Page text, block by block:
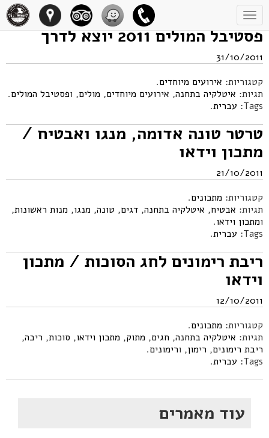
Toggle
navigation
פסטיבל המולים 2011 יוצא לדרך
31/10/2011
קטגוריות: אירועים מיוחדים.
תגיות: איטלקיה בתחנה, אירועים מיוחדים, מולים, ופסטיבל המולים.
Tags: עברית.
טרטר טונה אדומה, מנגו ואבטיח /
מתכון וידאו
21/10/2011
קטגוריות: מתכונים.
תגיות: אבטיח, איטלקיה בתחנה, דגים, טונה, מנגו, מנות ראשונות,
ומתכון וידאו.
Tags: עברית.
ריבת רימונים לחג הסוכות / מתכון
וידאו
12/10/2011
קטגוריות: מתכונים.
תגיות: איטלקיה בתחנה, חגים, מתוק, מתכון וידאו, סוכות, ריבה,
ריבת רימונים, רימון, ורימונים.
Tags: עברית.
עוד מאמרים